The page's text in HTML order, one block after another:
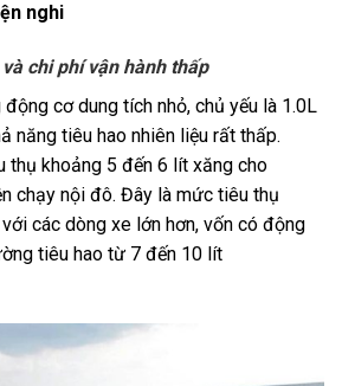
nghi
chi phí vận hành thấp
cơ dung tích nhỏ, chủ yếu là 1.0L
năng tiêu hao nhiên liệu rất thấp.
thụ khoảng 5 đến 6 lít xăng cho
chạy nội đô. Đây là mức tiêu thụ
các dòng xe lớn hơn, vốn có động
tiêu hao từ 7 đến 10 lít